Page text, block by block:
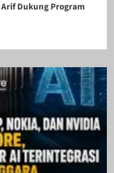
Dukung Program